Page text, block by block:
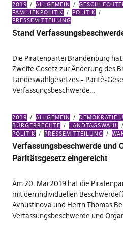
2019 ALLGEMEIN
FAMILIENPOLITIK
POLITIK
PRESSEMITTEILUNG
Stand
Die Piratenpartei Brandenburg
Zweite Gesetz zur Änderung des
Landeswahlgesetzes – Parité-
Verfassungsbeschwerde…
2019 ALLGEMEIN
DEMOKRATIE
BÜRGERRECHTE
LANDTAGSWAHL
POLITIK
PRESSEMITTEILUNG
Verfassungsbeschwerde und
Paritätsgesetz eingereicht
Am 20. Mai 2019 hat die
mit den individuellen
Avhustinova und Herrn Thomas
Verfassungsbeschwerde und